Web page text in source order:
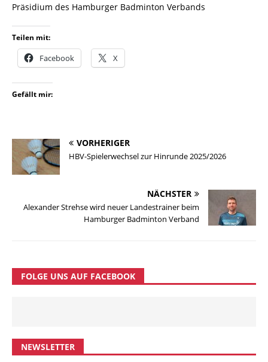
Präsidium des Hamburger Badminton Verbands
Teilen mit:
Facebook X
Gefällt mir:
VORHERIGER
HBV-Spielerwechsel zur Hinrunde 2025/2026
NÄCHSTER
Alexander Strehse wird neuer Landestrainer beim
Hamburger Badminton Verband
FOLGE UNS AUF FACEBOOK
NEWSLETTER